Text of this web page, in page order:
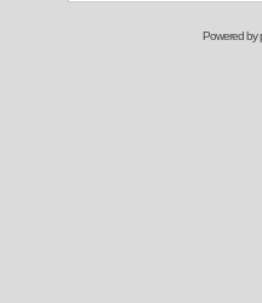
Powered by